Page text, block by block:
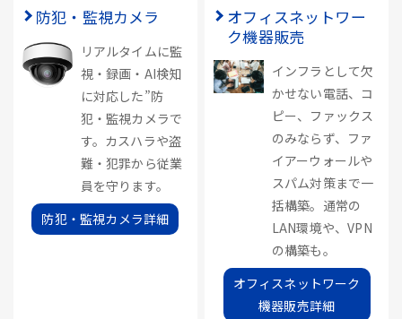
防犯・監視カメラ
リアルタイムに監
視・録画・AI検知
に対応した”防
犯・監視カメラで
す。カスハラや盗
難・犯罪から従業
員を守ります。
防犯・監視カメラ詳細
オフィスネットワー
ク機器販売
インフラとして欠
かせない電話、コ
ピー、ファックス
のみならず、ファ
イアーウォールや
スパム対策まで一
括構築。通常の
LAN環境や、VPN
の構築も。
オフィスネットワーク
機器販売詳細